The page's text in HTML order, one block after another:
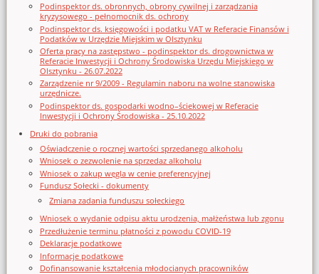
Podinspektor ds. obronnych, obrony cywilnej i zarządzania
kryzysowego - pełnomocnik ds. ochrony
Podinspektor ds. księgowości i podatku VAT w Referacie Finansów i
Podatków w Urzędzie Miejskim w Olsztynku
Oferta pracy na zastępstwo - podinspektor ds. drogownictwa w
Referacie Inwestycji i Ochrony Środowiska Urzędu Miejskiego w
Olsztynku - 26.07.2022
Zarządzenie nr 9/2009 - Regulamin naboru na wolne stanowiska
urzędnicze.
Podinspektor ds. gospodarki wodno–ściekowej w Referacie
Inwestycji i Ochrony Środowiska - 25.10.2022
Druki do pobrania
Oświadczenie o rocznej wartości sprzedanego alkoholu
Wniosek o zezwolenie na sprzedaz alkoholu
Wniosek o zakup węgla w cenie preferencyjnej
Fundusz Sołecki - dokumenty
Zmiana zadania funduszu sołeckiego
Wniosek o wydanie odpisu aktu urodzenia, małżeństwa lub zgonu
Przedłużenie terminu płatności z powodu COVID-19
Deklaracje podatkowe
Informacje podatkowe
Dofinansowanie kształcenia młodocianych pracowników